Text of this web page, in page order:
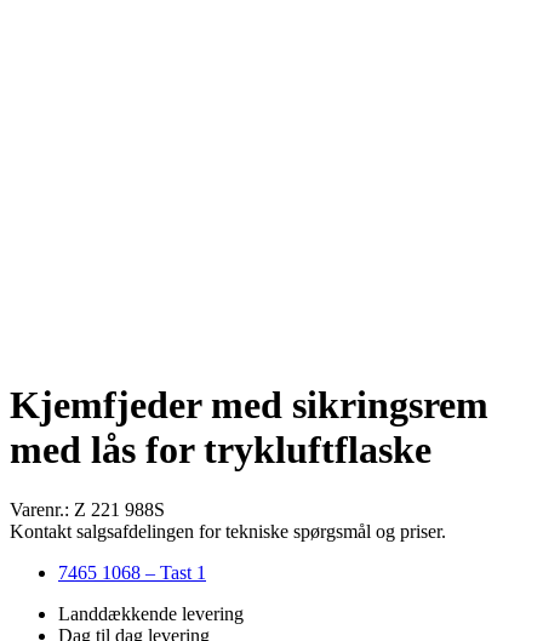
Kjemfjeder med sikringsrem
med lås for trykluftflaske
Varenr.: Z 221 988S
Kontakt salgsafdelingen for tekniske spørgsmål og priser.
7465 1068 – Tast 1
Landdækkende levering
Dag til dag levering